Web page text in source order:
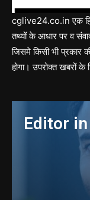
cglive24.co.in एक
तथ्यों के आधार पर व
जिसमे किसी भी प्रकार
होगा। उपरोक्त खबरों के
Editor